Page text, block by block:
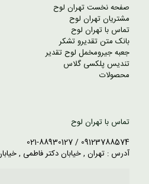
صفحه نخست تهران لوح
مشتریان تهران لوح
تماس با تهران لوح
بانک متن تقدیرو تشکر
جعبه جیرومخمل لوح تقدیر
تندیس پلکسی گلاس
محصولات
تماس با تهران لوح
09123788574 / 021-88930127
آدرس : تهران , خیابان دکتر فاطمی ,